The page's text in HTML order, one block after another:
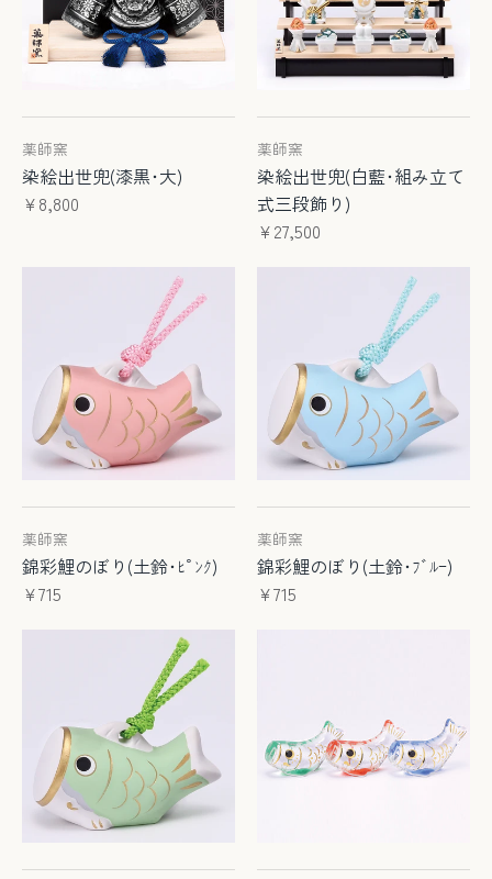
薬師窯
染絵出世兜(漆黒･大)
¥8,800
薬師窯
染絵出世兜(白藍･組み立て
式三段飾り)
¥27,500
薬師窯
錦彩鯉のぼり(土鈴･ﾋﾟﾝｸ)
¥715
薬師窯
錦彩鯉のぼり(土鈴･ﾌﾞﾙｰ)
¥715